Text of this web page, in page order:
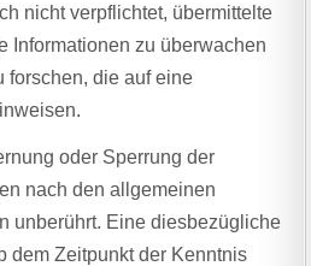
nicht verpflichtet, übermittelte
Informationen zu überwachen
forschen, die auf eine
oder Sperrung der
nach den allgemeinen
unberührt. Eine diesbezügliche
dem Zeitpunkt der Kenntnis